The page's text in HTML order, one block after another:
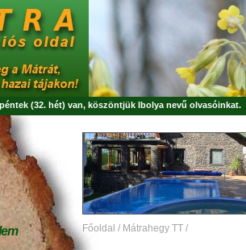
(32. hét) van, köszöntjük Ibolya nevű olvasóinkat.
Főoldal / Mátrahegy TT /